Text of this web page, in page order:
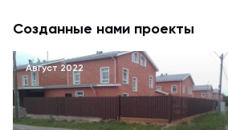
Созданные нами проекты
Август 2022